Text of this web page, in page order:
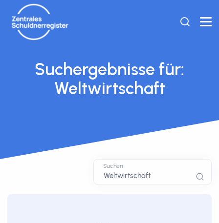
Suchergebnisse für:
Weltwirtschaft
Suchen